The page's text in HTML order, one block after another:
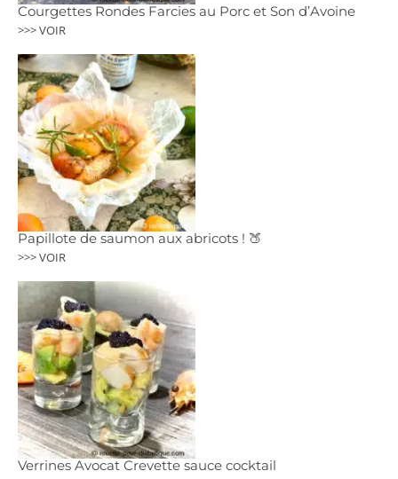
Courgettes Rondes Farcies au Porc et Son d’Avoine
>>> VOIR
Papillote de saumon aux abricots ! 🍑
>>> VOIR
Verrines Avocat Crevette sauce cocktail